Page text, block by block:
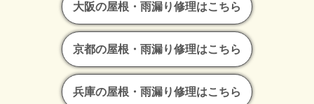
大阪の屋根・雨漏り修理はこちら
京都の屋根・雨漏り修理はこちら
兵庫の屋根・雨漏り修理はこちら